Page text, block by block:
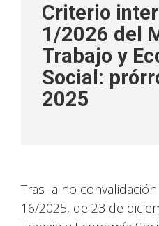
Criterio
1/2026 del
Trabajo y
Social:
2025
Tras la no
16/2025, de 23 de